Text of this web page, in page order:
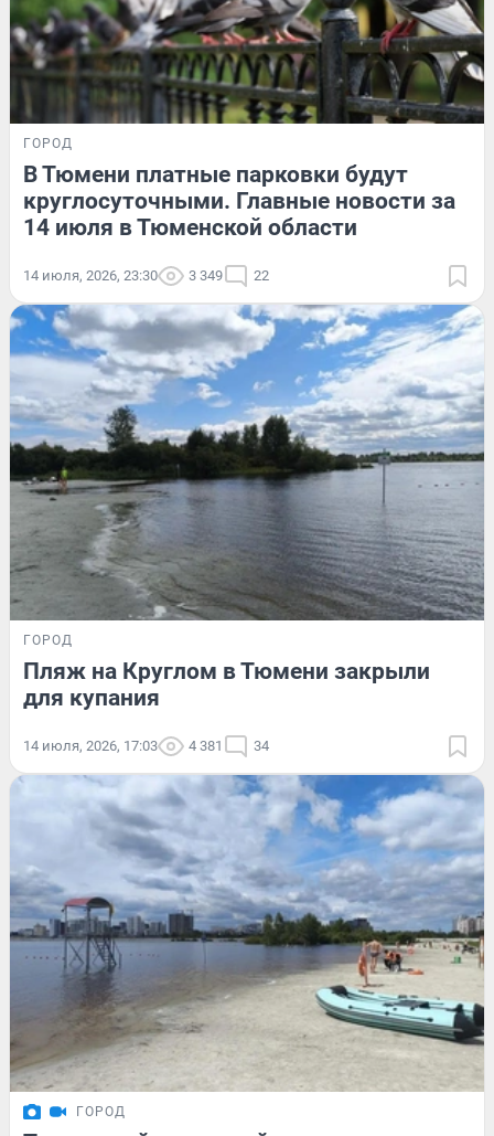
ГОРОД
В Тюмени платные парковки будут
круглосуточными. Главные новости за
14 июля в Тюменской области
14 июля, 2026, 23:30 3 349 22
ГОРОД
Пляж на Круглом в Тюмени закрыли
для купания
14 июля, 2026, 17:03 4 381 34
ГОРОД